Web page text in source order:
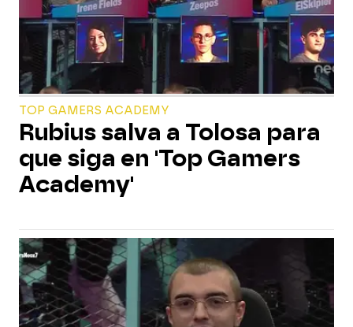
TOP GAMERS ACADEMY
Rubius salva a Tolosa para
que siga en 'Top Gamers
Academy'